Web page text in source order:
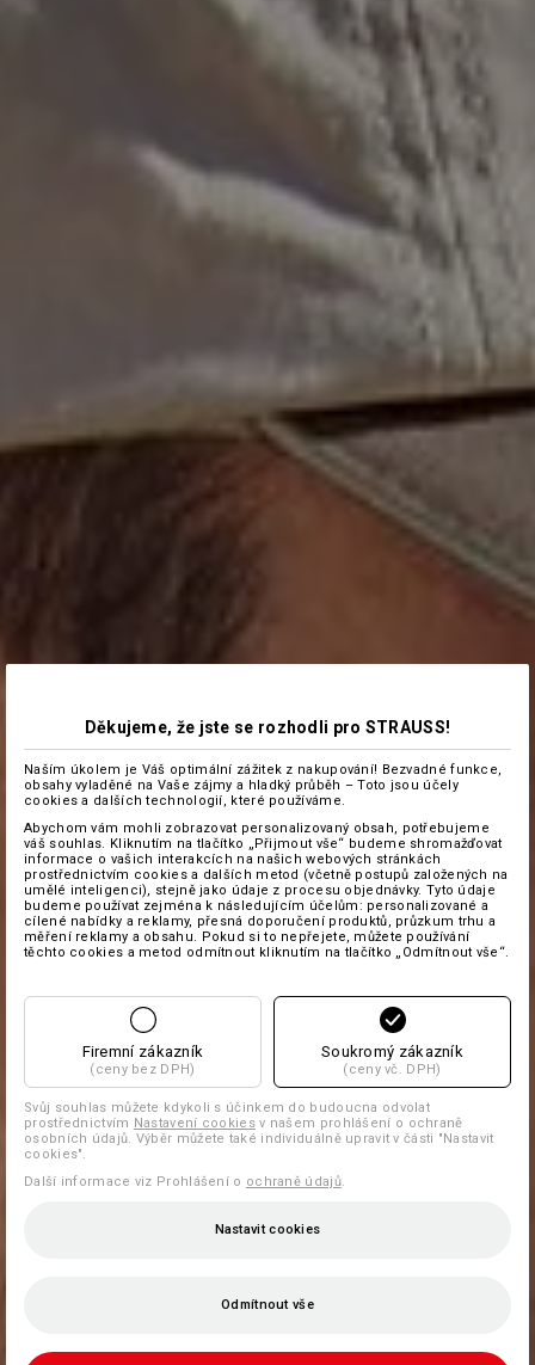
Děkujeme, že jste se rozhodli pro STRAUSS!
Naším úkolem je Váš optimální zážitek z nakupování! Bezvadné funkce,
obsahy vyladěné na Vaše zájmy a hladký průběh – Toto jsou účely
cookies a dalších technologií, které používáme.
Abychom vám mohli zobrazovat personalizovaný obsah, potřebujeme
váš souhlas. Kliknutím na tlačítko „Přijmout vše“ budeme shromažďovat
informace o vašich interakcích na našich webových stránkách
prostřednictvím cookies a dalších metod (včetně postupů založených na
umělé inteligenci), stejně jako údaje z procesu objednávky. Tyto údaje
budeme používat zejména k následujícím účelům: personalizované a
cílené nabídky a reklamy, přesná doporučení produktů, průzkum trhu a
měření reklamy a obsahu. Pokud si to nepřejete, můžete používání
těchto cookies a metod odmítnout kliknutím na tlačítko „Odmítnout vše“.
Firemní zákazník
(ceny bez DPH)
Soukromý zákazník
(ceny vč. DPH)
Svůj souhlas můžete kdykoli s účinkem do budoucna odvolat
prostřednictvím Nastavení cookiesv našem prohlášení o ochraně
osobních údajů. Výběr můžete také individuálně upravit v části "Nastavit
cookies".
Další informace viz Prohlášení o ochraně údajů.
Nastavit cookies
Odmítnout vše